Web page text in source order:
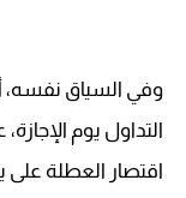
وفي السياق
التداول يوم
اقتصار العطلة على